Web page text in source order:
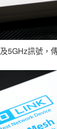
5GHz訊號，